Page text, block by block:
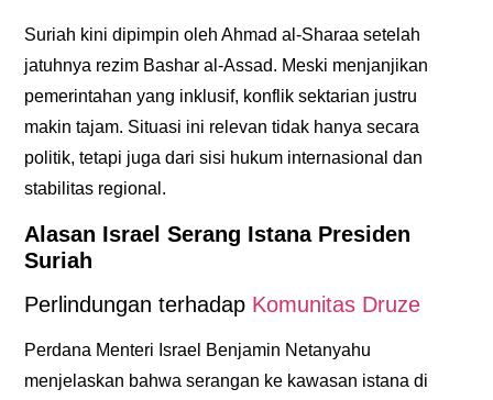
Suriah kini dipimpin oleh Ahmad al-Sharaa setelah
jatuhnya rezim Bashar al-Assad. Meski menjanjikan
pemerintahan yang inklusif, konflik sektarian justru
makin tajam. Situasi ini relevan tidak hanya secara
politik, tetapi juga dari sisi hukum internasional dan
stabilitas regional.
Alasan Israel Serang Istana Presiden
Suriah
Perlindungan terhadap Komunitas Druze
Perdana Menteri Israel Benjamin Netanyahu
menjelaskan bahwa serangan ke kawasan istana di